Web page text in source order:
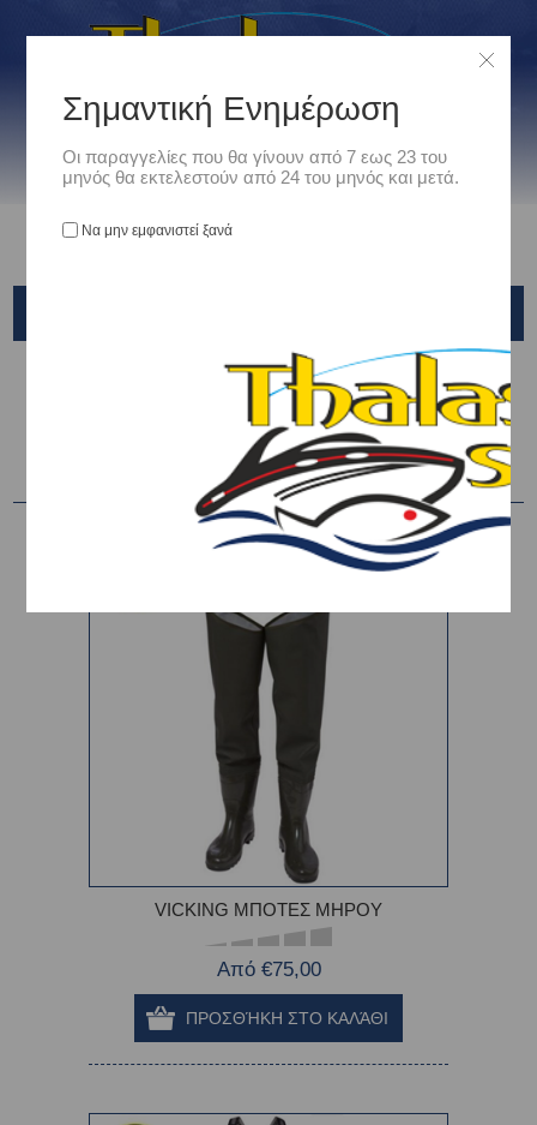
ΜΠΟΤΕΣ ΣΤΗΘΟΥΣ - ΜΗΡΟΥ VIKING
VICKING ΜΠΟΤΕΣ ΜΗΡΟΥ
Από €75,00
Σημαντική Ενημέρωση
Οι παραγγελίες που θα γίνουν από 7 εως 23 του
μηνός θα εκτελεστούν από 24 του μηνός και μετά.
Να μην εμφανιστεί ξανά